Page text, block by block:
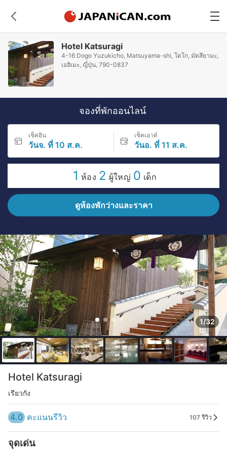
Hotel Katsuragi
4-16 Dogo Yuzukicho, Matsuyama-shi, โดโก, มัตสึยามะ,
เอฮิเมะ, ญี่ปุ่น, 790-0837
จองที่พักออนไลน์
เช็คอิน
วันจ. ที่ 10 ส.ค.
เช็คเอาต์
วันอ. ที่ 11 ส.ค.
1 ห้อง 2 ผู้ใหญ่ 0 เด็ก
ดูห้องพักว่างและราคา
1/32
Hotel Katsuragi
เรียวกัง
4.0 คะแนนรีวิว 107 รีวิว
จุดเด่น